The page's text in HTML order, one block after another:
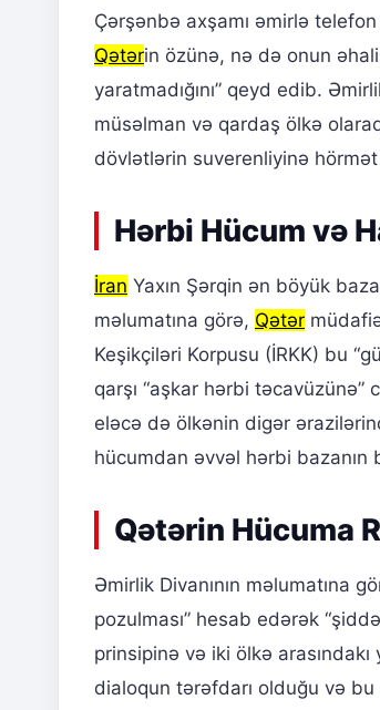
Çərşənbə axşamı əmirlə
Qətərin özünə, nə də onun
yaratmadığını” qeyd edib.
müsəlman və qardaş ölkə
dövlətlərin suverenliyinə
Hərbi Hücum və
İran Yaxın Şərqin ən böyük
məlumatına görə, Qətər
Keşikçiləri Korpusu (İRKK) bu
qarşı “aşkar hərbi
eləcə də ölkənin digər
hücumdan əvvəl hərbi bazanın
Qətərin Hücuma
Əmirlik Divanının məlumatına
pozulması” hesab edərək
prinsipinə və iki ölkə
dialoqun tərəfdarı olduğu və